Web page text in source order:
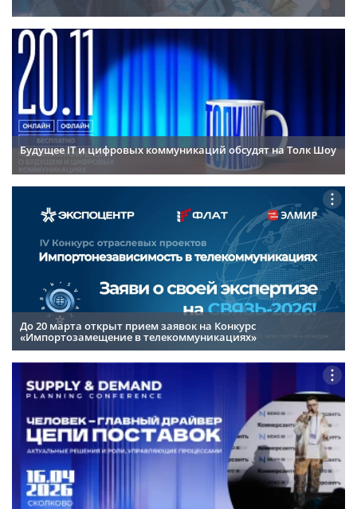
Будущее IT и цифровых коммуникаций обсудят на Толк Шоу
До 20 марта открыт прием заявок на Конкурс
«Импортозамещение в телекоммуникациях»